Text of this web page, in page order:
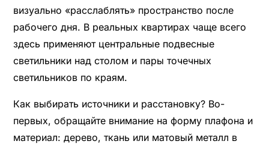
визуально «расслаблять» пространство после
рабочего дня. В реальных квартирах чаще всего
здесь применяют центральные подвесные
светильники над столом и пары точечных
светильников по краям.
Как выбирать источники и расстановку? Во-
первых, обращайте внимание на форму плафона и
материал: дерево, ткань или матовый металл в